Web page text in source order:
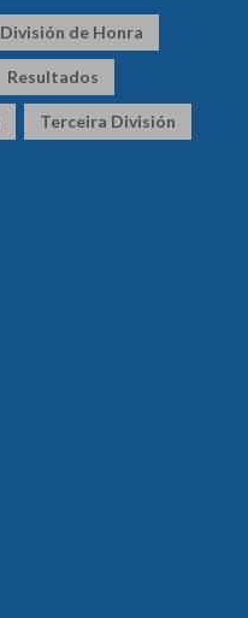
División de Honra
Resultados
Terceira División